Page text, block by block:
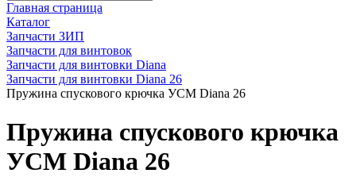
Главная страница
Каталог
Запчасти ЗИП
Запчасти для винтовок
Запчасти для винтовки Diana
Запчасти для винтовки Diana 26
Пружина спускового крючка УСМ Diana 26
Пружина спускового крючка
УСМ Diana 26